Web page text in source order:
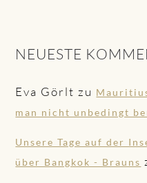
NEUESTE
Eva Görlt zu
man nicht unbedingt
Unsere Tage auf der
über Bangkok - Brauns